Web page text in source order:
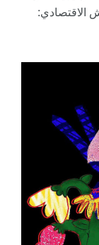
الاقتصادي: